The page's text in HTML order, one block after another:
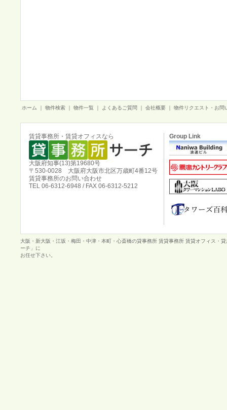
ホーム 物件検索 物件一覧 よくあるご質問 会社概要 物件リクエスト・お問
賃貸事務所・賃貸オフィスなら
大阪府知事(13)第19680号
〒530-0028 大阪府大阪市北区万歳町4番12号
賃貸事務所のお問い合わせ
TEL 06-6312-6948 / FAX 06-6312-5212
Group Link
大阪・新大阪・江坂・梅田・中津・本町・心斎橋の貸事務所 賃貸事務所 賃貸オフィス・
ーチ」に
お任せ下さい。